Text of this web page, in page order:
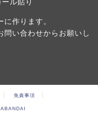
ル貼り
作ります。
問い合わせからお願いし
免責事項